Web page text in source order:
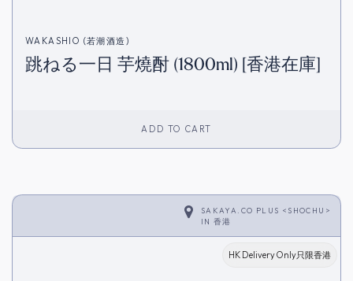
WAKASHIO (若潮酒造)
跳ねる一日 芋燒酎 (1800ml) [香港在庫]
ADD TO CART
SAKAYA.CO PLUS <SHOCHU>
IN 香港
HK Delivery Only只限香港